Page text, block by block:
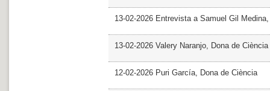
13-02-2026 Entrevista a Samuel Gil
13-02-2026 Valery Naranjo, Dona de Ciència
12-02-2026 Puri García, Dona de Ciència